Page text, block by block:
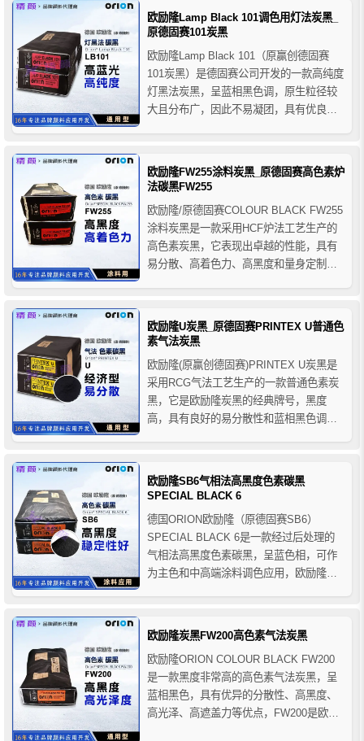
欧励隆Lamp Black 101调色用灯法炭黑_
原德固赛101炭黑
欧励隆Lamp Black 101（原赢创德固赛
101炭黑）是德固赛公司开发的一款高纯度
灯黑法炭黑，呈蓝相黑色调，原生粒径较
大且分布广，因此不易凝团，具有优良的
中的调色炭黑有很好的防分色性能，推荐
用于金属铸造的覆盖层，蓄电池，石墨部
欧励隆FW255涂料炭黑_原德固赛高色素炉
法碳黑FW255
欧励隆/原德固赛COLOUR BLACK FW255
涂料炭黑是一款采用HCF炉法工艺生产的
高色素炭黑，它表现出卓越的性能，具有
易分散、高着色力、高黑度和量身定制的
计师提供了高喷射涂料可能性，广泛适用
于各种中高端涂料工业领域，如汽车OEM
欧励隆U炭黑_原德固赛PRINTEX U普通色
素气法炭黑
欧励隆(原赢创德固赛)PRINTEX U炭黑是
采用RCG气法工艺生产的一款普通色素炭
黑，它是欧励隆炭黑的经典牌号，黑度
高，具有良好的易分散性和蓝相黑色调，
车漆、工业涂料、印刷油墨及复写油墨、
纸张、碳纸、打印机色带、塑料和合成纤
欧励隆SB6气相法高黑度色素碳黑
SPECIAL BLACK 6
德国ORION欧励隆（原德固赛SB6）
SPECIAL BLACK 6是一款经过后处理的
气相法高黑度色素碳黑，呈蓝色相，可作
为主色和中高端涂料调色应用，欧励隆
它是汽车漆领域的标杆碳黑颜料，主要应
用于汽车原厂漆/修补漆和工业漆(例如轮毂
涂料) 以及...
欧励隆炭黑FW200高色素气法炭黑
欧励隆ORION COLOUR BLACK FW200
是一款黑度非常高的高色素气法炭黑，呈
蓝相黑色，具有优异的分散性、高黑度、
高光泽、高遮盖力等优点，FW200是欧励